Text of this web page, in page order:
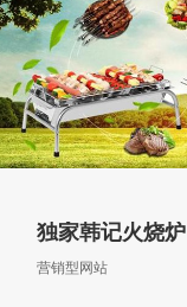
独家韩记火烧炉
营销型网站